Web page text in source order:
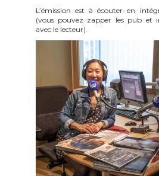
L’émission est à écouter en
(vous pouvez zapper les pub et
avec le lecteur).